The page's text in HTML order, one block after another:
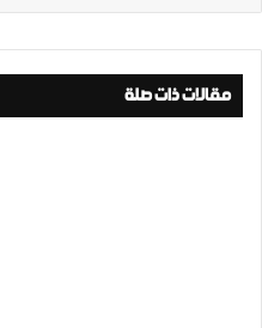
مقالات ذات صلة